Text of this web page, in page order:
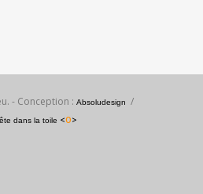
- Conception : Absoludesign
/
dans la toile <O>